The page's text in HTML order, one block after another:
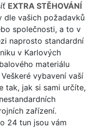
EXTRA STĚHOVÁNÍ
dle vašich požadavků
společnosti, a to v
naprosto standardní
v Karlových
materiálu
vybavení vaší
tak, jak si sami určíte,
zařízení.
24 tun jsou vám